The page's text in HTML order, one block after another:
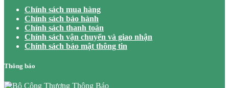
Chính sách mua hàng
Chính sách bảo hành
Chính sách thanh toán
Chính sách vận chuyển và giao nhận
Chính sách bảo mật thông tin
Thông báo